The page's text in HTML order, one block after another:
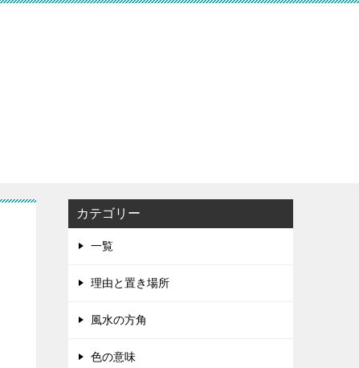
カテゴリー
一覧
理由と置き場所
風水の方角
色の意味